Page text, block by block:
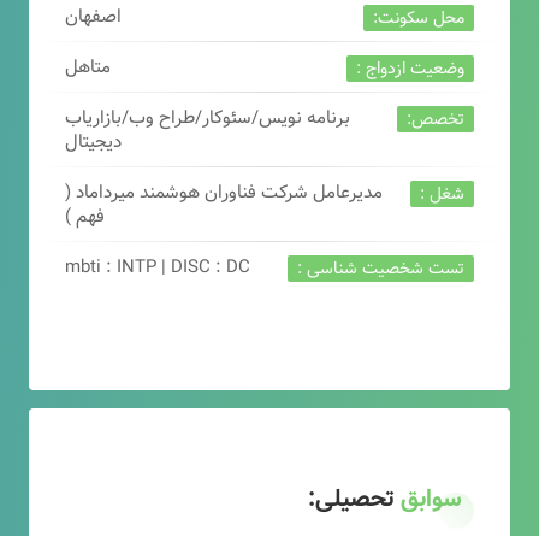
محل سکونت: اصفهان
وضعیت ازدواج : متاهل
تخصص:
برنامه نویس/سئوکار/طراح وب/بازاریاب
دیجیتال
شغل :
مدیرعامل شرکت فناوران هوشمند میرداماد (
فهم )
تست شخصیت شناسی : mbti : INTP | DISC : DC
سوابقتحصیلی: